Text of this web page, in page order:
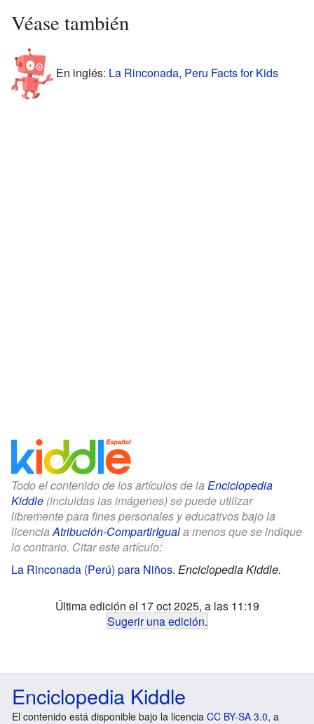
Véase también
En inglés: La Rinconada, Peru Facts for Kids
Todo el contenido de los artículos de la Enciclopedia
Kiddle (incluidas las imágenes) se puede utilizar
libremente para fines personales y educativos bajo la
licenciaAtribución-CompartirIguala menos que se indique
lo contrario. Citar este artículo:
La Rinconada (Perú) para Niños. Enciclopedia Kiddle.
Última edición el 17 oct 2025, a las 11:19
Sugerir una edición.
Enciclopedia Kiddle
El contenido está disponible bajo la licencia CC BY-SA 3.0, a